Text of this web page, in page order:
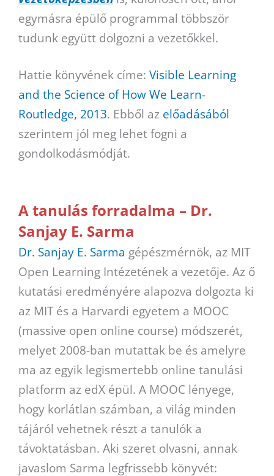
egymásra épülő programmal többször
tudunk együtt dolgozni a vezetőkkel.
Hattie könyvének címe: Visible Learning
and the Science of How We Learn-
Routledge, 2013. Ebből az előadásából
szerintem jól meg lehet fogni a
gondolkodásmódját.
A tanulás forradalma – Dr.
Sanjay E. Sarma
Dr. Sanjay E. Sarma gépészmérnök, az MIT
Open Learning Intézetének a vezetője. Az ő
kutatási eredményére alapozva dolgozta ki
az MIT és a Harvardi egyetem a MOOC
(massive open online course) módszerét,
melyet 2008-ban mutattak be és amelyre
ma az egyik legismertebb online tanulási
platform az edX épül. A MOOC lényege,
hogy korlátlan számban, a világ minden
tájáról vehetnek részt a tanulók a
távoktatásban. Aki szeret olvasni, annak
javaslom Sarma legfrissebb könyvét: